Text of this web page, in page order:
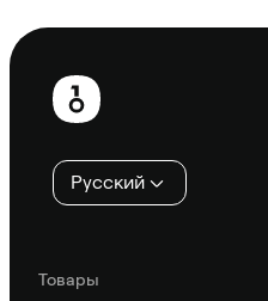
Нижний
колонтитул
Русский
Товары